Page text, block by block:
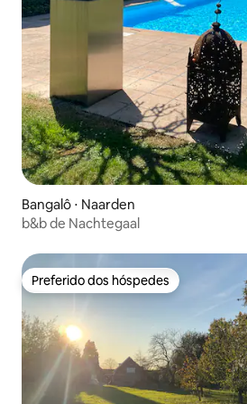
Bangalô ⋅ Naarden
b&b de Nachtegaal
Preferido dos hóspedes
Preferido dos hóspedes